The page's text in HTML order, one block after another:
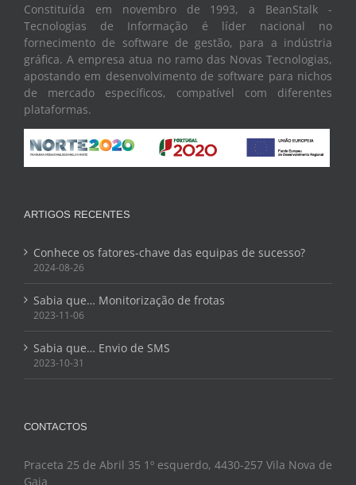
Constituída em novembro de 1993, a BeanStalk -
Tecnologias de Informação é líder nacional no
fornecimento de software de gestão, para a indústria
gráfica. A empresa atua no ramo das Novas Tecnologias,
apostando em desenvolvimento de software para nichos
de mercado específicos, compatível com diferentes
plataformas.
ARTIGOS RECENTES
Conhece os fatores-chave das equipas de sucesso?
2024-08-26
Sabia que… Monitorização de frotas
2023-11-06
Sabia que… Envio de SMS
2023-10-31
CONTACTOS
Praceta 25 de Abril 35 1º esquerdo, 4430-257 Vila Nova de
Gaia